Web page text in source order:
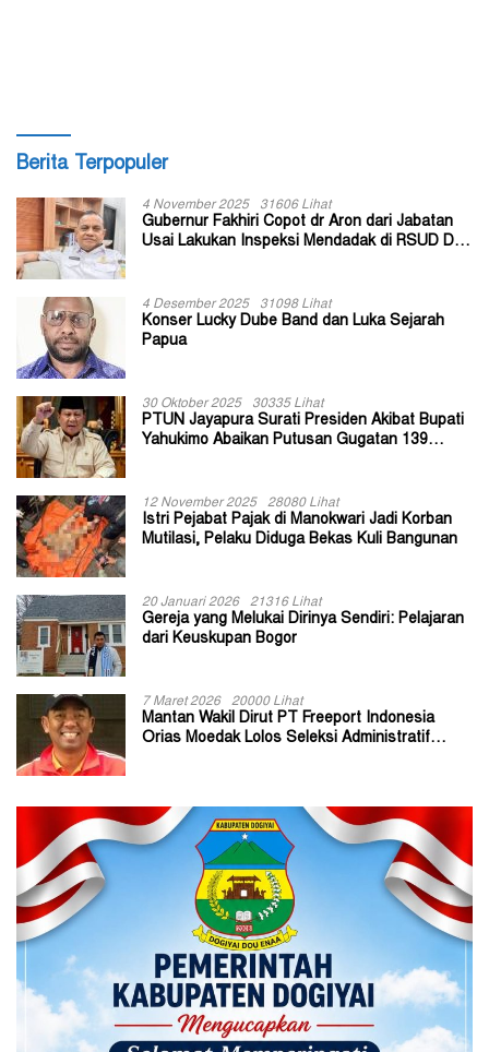
Berita Terpopuler
4 November 2025 31606 Lihat
Gubernur Fakhiri Copot dr Aron dari Jabatan
Usai Lakukan Inspeksi Mendadak di RSUD Dok
4 Desember 2025 31098 Lihat
Konser Lucky Dube Band dan Luka Sejarah
Papua
30 Oktober 2025 30335 Lihat
PTUN Jayapura Surati Presiden Akibat Bupati
Yahukimo Abaikan Putusan Gugatan 139
12 November 2025 28080 Lihat
Istri Pejabat Pajak di Manokwari Jadi Korban
Mutilasi, Pelaku Diduga Bekas Kuli Bangunan
20 Januari 2026 21316 Lihat
Gereja yang Melukai Dirinya Sendiri: Pelajaran
dari Keuskupan Bogor
7 Maret 2026 20000 Lihat
Mantan Wakil Dirut PT Freeport Indonesia
Orias Moedak Lolos Seleksi Administratif